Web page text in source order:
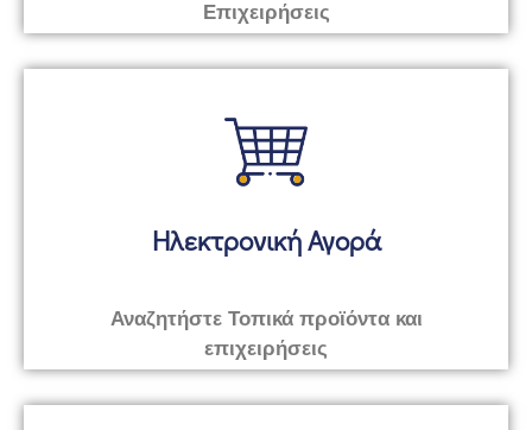
Επιχειρήσεις
Ηλεκτρονική Αγορά
Αναζητήστε Τοπικά προϊόντα και
επιχειρήσεις